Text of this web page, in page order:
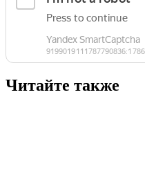
Читайте также